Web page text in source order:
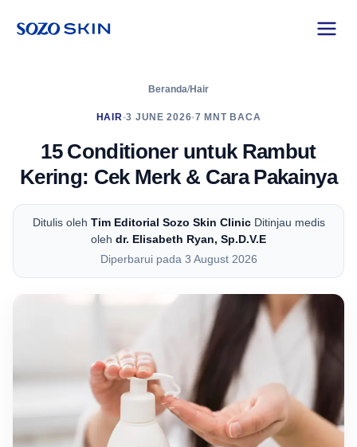
Beranda/Hair
HAIR•3 JUNE 2026•7 MNT BACA
15 Conditioner untuk Rambut
Kering: Cek Merk & Cara Pakainya
Ditulis oleh Tim Editorial Sozo Skin Clinic Ditinjau medis
oleh dr. Elisabeth Ryan, Sp.D.V.E
Diperbarui pada 3 August 2026